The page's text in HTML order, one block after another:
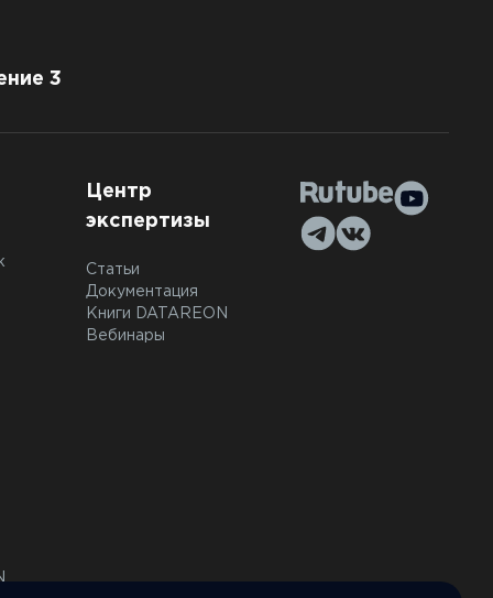
3
Центр
экспертизы
Статьи
Документация
Книги DATAREON
Вебинары